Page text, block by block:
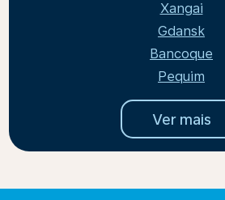
Xangai
Gdansk
Bancoque
Pequim
Ver mais